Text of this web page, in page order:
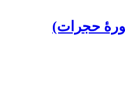
حجرات)